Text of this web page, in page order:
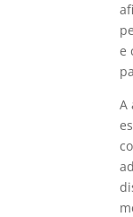
e
A